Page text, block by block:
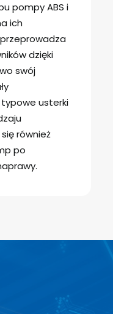
pompy ABS i
ich
dzięki
swój
usterki
również
po